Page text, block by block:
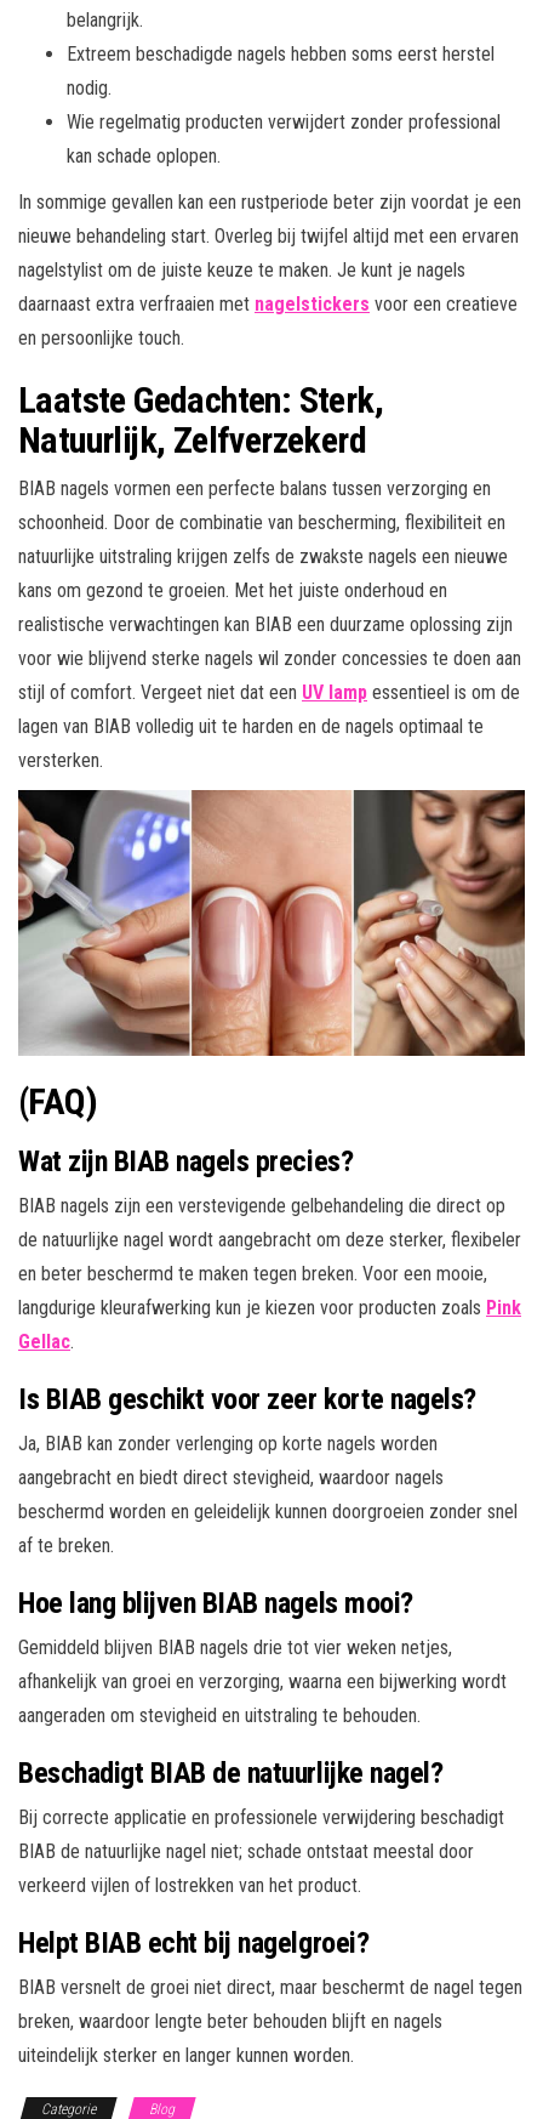
belangrijk.
Extreem beschadigde nagels hebben soms eerst herstel
nodig.
Wie regelmatig producten verwijdert zonder professional
kan schade oplopen.
In sommige gevallen kan een rustperiode beter zijn voordat je een
nieuwe behandeling start. Overleg bij twijfel altijd met een ervaren
nagelstylist om de juiste keuze te maken. Je kunt je nagels
daarnaast extra verfraaien met nagelstickers voor een creatieve
en persoonlijke touch.
Laatste Gedachten: Sterk,
Natuurlijk, Zelfverzekerd
BIAB nagels vormen een perfecte balans tussen verzorging en
schoonheid. Door de combinatie van bescherming, flexibiliteit en
natuurlijke uitstraling krijgen zelfs de zwakste nagels een nieuwe
kans om gezond te groeien. Met het juiste onderhoud en
realistische verwachtingen kan BIAB een duurzame oplossing zijn
voor wie blijvend sterke nagels wil zonder concessies te doen aan
stijl of comfort. Vergeet niet dat een UV lamp essentieel is om de
lagen van BIAB volledig uit te harden en de nagels optimaal te
versterken.
(FAQ)
Wat zijn BIAB nagels precies?
BIAB nagels zijn een verstevigende gelbehandeling die direct op
de natuurlijke nagel wordt aangebracht om deze sterker, flexibeler
en beter beschermd te maken tegen breken. Voor een mooie,
langdurige kleurafwerking kun je kiezen voor producten zoals Pink
Gellac.
Is BIAB geschikt voor zeer korte nagels?
Ja, BIAB kan zonder verlenging op korte nagels worden
aangebracht en biedt direct stevigheid, waardoor nagels
beschermd worden en geleidelijk kunnen doorgroeien zonder snel
af te breken.
Hoe lang blijven BIAB nagels mooi?
Gemiddeld blijven BIAB nagels drie tot vier weken netjes,
afhankelijk van groei en verzorging, waarna een bijwerking wordt
aangeraden om stevigheid en uitstraling te behouden.
Beschadigt BIAB de natuurlijke nagel?
Bij correcte applicatie en professionele verwijdering beschadigt
BIAB de natuurlijke nagel niet; schade ontstaat meestal door
verkeerd vijlen of lostrekken van het product.
Helpt BIAB echt bij nagelgroei?
BIAB versnelt de groei niet direct, maar beschermt de nagel tegen
breken, waardoor lengte beter behouden blijft en nagels
uiteindelijk sterker en langer kunnen worden.
Categorie Blog